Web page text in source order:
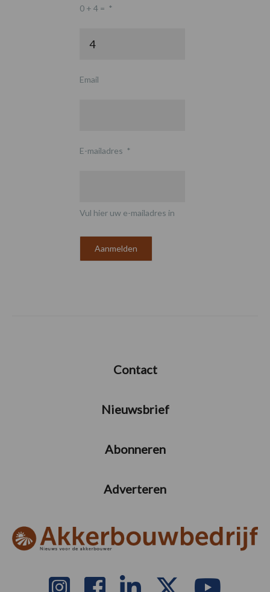
0 + 4 = *
Email
E-mailadres *
Vul hier uw e-mailadres in
Contact
Nieuwsbrief
Abonneren
Adverteren